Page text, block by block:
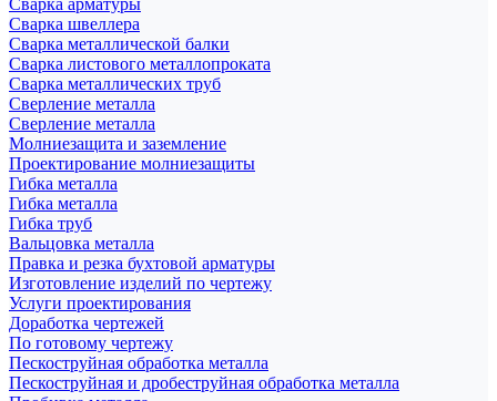
Сварка арматуры
Сварка швеллера
Сварка металлической балки
Сварка листового металлопроката
Сварка металлических труб
Сверление металла
Сверление металла
Молниезащита и заземление
Проектирование молниезащиты
Гибка металла
Гибка металла
Гибка труб
Вальцовка металла
Правка и резка бухтовой арматуры
Изготовление изделий по чертежу
Услуги проектирования
Доработка чертежей
По готовому чертежу
Пескоструйная обработка металла
Пескоструйная и дробеструйная обработка металла